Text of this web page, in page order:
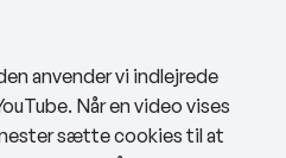
anvender vi indlejrede
Når en video vises
sætte cookies til at